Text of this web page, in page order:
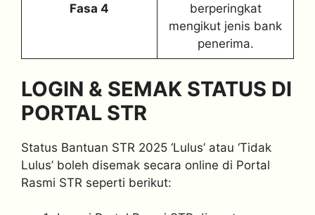
Fasa 4
berperingkat
mengikut jenis bank
penerima.
LOGIN & SEMAK STATUS DI
PORTAL STR
Status Bantuan STR 2025 ‘Lulus’ atau ‘Tidak
Lulus’ boleh disemak secara online di Portal
Rasmi STR seperti berikut: